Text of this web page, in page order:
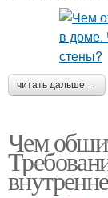
читать дальше →
Чем